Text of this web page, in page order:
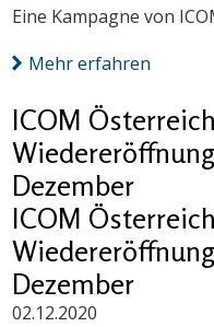
Eine Kampagne von
Mehr erfahren
ICOM
Dezember
ICOM
Dezember
02.12.2020